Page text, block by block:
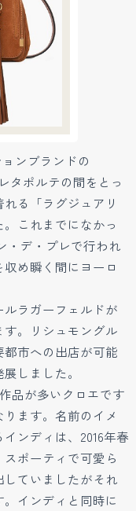
ンブランドの
タポルテの間をとっ
る「ラグジュアリ
これまでになかっ
・デ・プレで行われ
め瞬く間にヨーロ
ラガーフェルドが
。リシュモングル
市への出店が可能
しました。
品が多いクロエです
ます。名前のイメ
ンディは、2016年春
ポーティで可愛ら
ていましたがそれ
インディと同時に